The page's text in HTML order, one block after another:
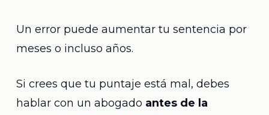
Un error puede aumentar tu sentencia por
meses o incluso años.
Si crees que tu puntaje está mal, debes
hablar con un abogado antes de la